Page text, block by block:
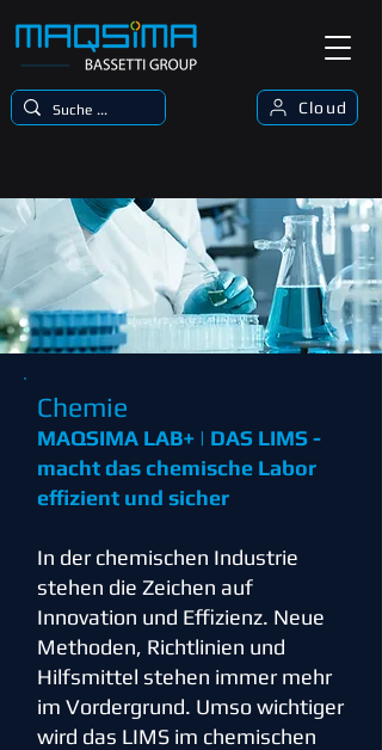
Cloud
Chemie
MAQSIMA LAB+ | DAS LIMS -
macht das chemische Labor
effizient und sicher
In der chemischen Industrie
stehen die Zeichen auf
Innovation und Effizienz. Neue
Methoden, Richtlinien und
Hilfsmittel stehen immer mehr
im Vordergrund. Umso wichtiger
wird das LIMS im chemischen